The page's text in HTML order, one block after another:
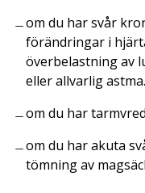
om du har svår
förändringar i
överbelastning av
eller allvarlig astma.
om du har
om du har akuta
tömning av